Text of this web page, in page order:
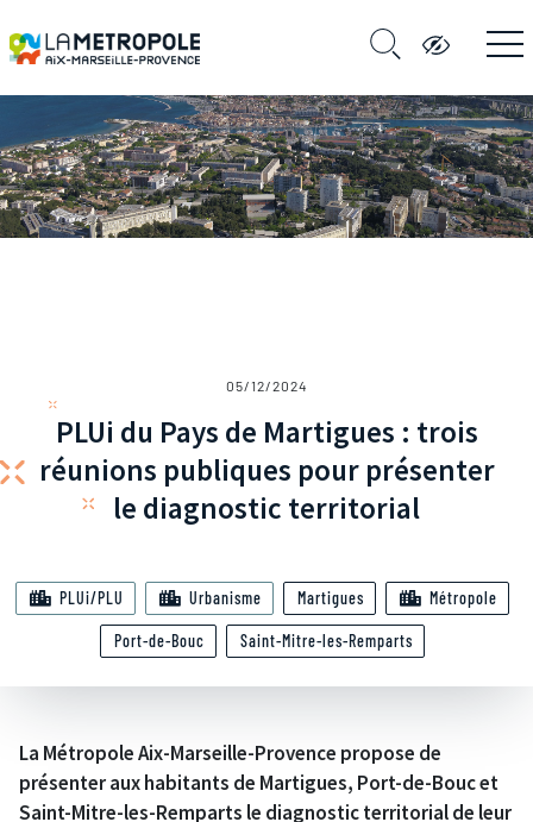
05/12/2024
PLUi du Pays de Martigues : trois
réunions publiques pour présenter
le diagnostic territorial
PLUi/PLU Urbanisme Martigues Métropole
Port-de-Bouc Saint-Mitre-les-Remparts
La Métropole Aix-Marseille-Provence propose de
présenter aux habitants de Martigues, Port-de-Bouc et
Saint-Mitre-les-Remparts le diagnostic territorial de leur